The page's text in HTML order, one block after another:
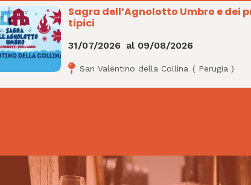
Sagra dell’Agnolotto Umbro e dei
tipici
31/07/2026 al 09/08/2026
San Valentino della Collina ( Perugia )